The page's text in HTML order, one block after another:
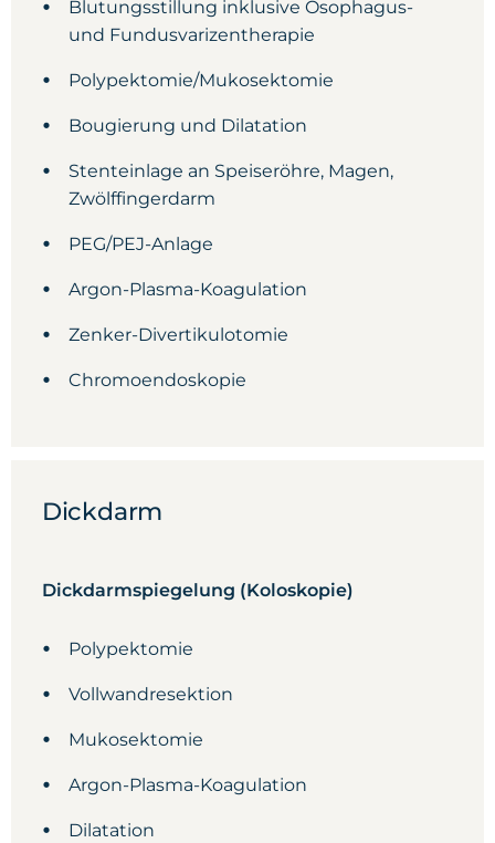
Blutungsstillung inklusive Ösophagus-
und Fundusvarizentherapie
Polypektomie/Mukosektomie
Bougierung und Dilatation
Stenteinlage an Speiseröhre, Magen,
Zwölffingerdarm
PEG/PEJ-Anlage
Argon-Plasma-Koagulation
Zenker-Divertikulotomie
Chromoendoskopie
Dickdarm
Dickdarmspiegelung (Koloskopie)
Polypektomie
Vollwandresektion
Mukosektomie
Argon-Plasma-Koagulation
Dilatation